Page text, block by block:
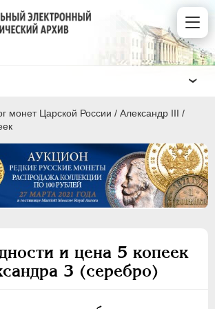
монет Царской России / Александр III /
и цена 5 копеек
3 (серебро)
1730-1740
1740-1741